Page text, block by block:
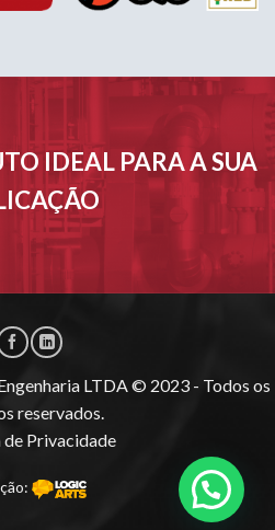
IDEAL PARA A SUA
LTDA © 2023 - Todos os
reservados.
Privacidade